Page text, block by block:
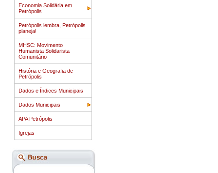
Economia Solidária em
Petrópolis
Petrópolis lembra, Petrópolis
planeja!
MHSC: Movimento
Humanista Solidarista
Comunitário
História e Geografia de
Petrópolis
Dados e Índices Municipais
Dados Municipais
APA Petrópolis
Igrejas